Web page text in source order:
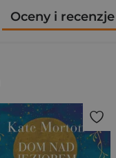
Oceny i recenzje